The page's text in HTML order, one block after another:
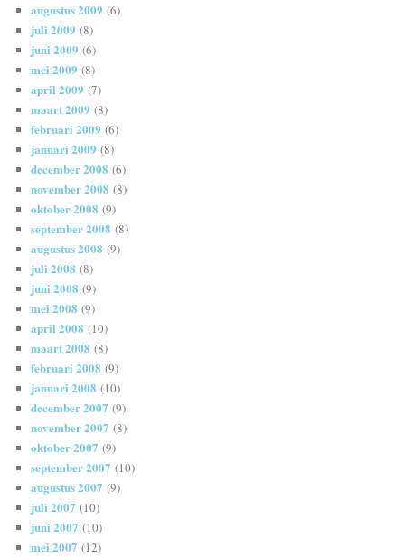
augustus 2009 (6)
juli 2009 (8)
juni 2009 (6)
mei 2009 (8)
april 2009 (7)
maart 2009 (8)
februari 2009 (6)
januari 2009 (8)
december 2008 (6)
november 2008 (8)
oktober 2008 (9)
september 2008 (8)
augustus 2008 (9)
juli 2008 (8)
juni 2008 (9)
mei 2008 (9)
april 2008 (10)
maart 2008 (8)
februari 2008 (9)
januari 2008 (10)
december 2007 (9)
november 2007 (8)
oktober 2007 (9)
september 2007 (10)
augustus 2007 (9)
juli 2007 (10)
juni 2007 (10)
mei 2007 (12)